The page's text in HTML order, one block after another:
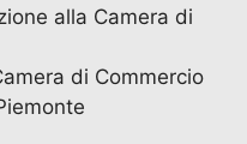
alla Camera di
di Commercio